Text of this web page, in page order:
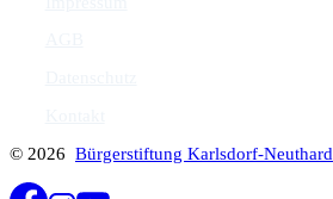
© 2026 Bürgerstiftung Karlsdorf-Neuthard